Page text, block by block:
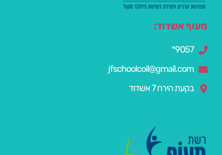
מעוף אשדוד:
9057*
jfschoolcoil@gmail.com
בקעת הירח 7 אשדוד